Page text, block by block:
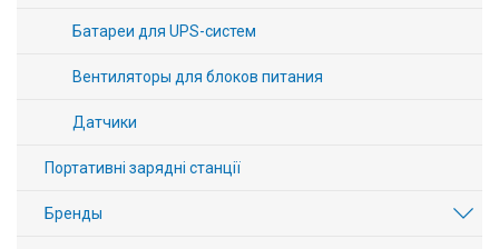
Батареи для UPS-систем
Вентиляторы для блоков питания
Датчики
Портативні зарядні станції
Бренды